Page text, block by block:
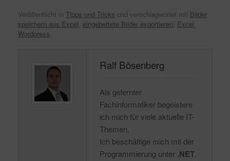
Veröffentlicht in Tipps und Tricks und verschlagwortet mit Bilder
speichern aus Excel eingebettete Bilder exportieren Excel
Wordpress
Ralf Bösenberg
Als gelernter
Fachinformatiker begeistere
ich mich für viele aktuelle IT-
Themen.
Ich beschäftige mich mit der
Programmierung unter .NET